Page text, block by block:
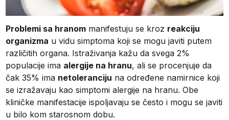
Problemi sa hranom manifestuju se kroz reakciju
organizma u vidu simptoma koji se mogu javiti putem
različitih organa. Istraživanja kažu da svega 2%
populacije ima alergije na hranu, ali se procenjuje da
čak 35% ima netoleranciju na određene namirnice koji
se izražavaju kao simptomi alergije na hranu. Obe
kliničke manifestacije ispoljavaju se često i mogu se javiti
u bilo kom starosnom dobu.